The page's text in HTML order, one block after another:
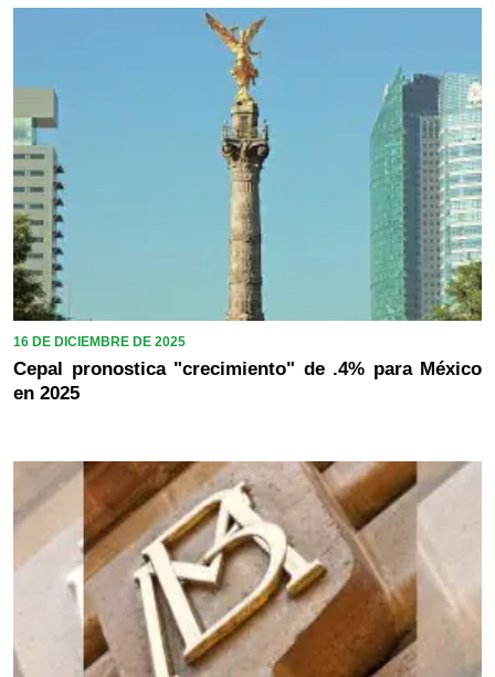
16 DE DICIEMBRE DE 2025
Cepal pronostica "crecimiento" de .4% para México
en 2025